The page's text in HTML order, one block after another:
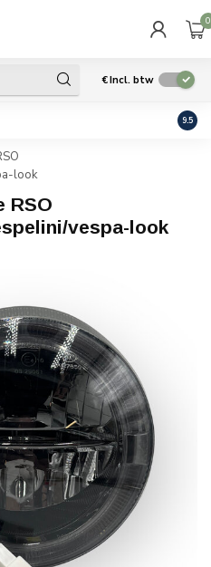
0
€Incl. btw
Geen
9.5
look
RSO
vespa-look